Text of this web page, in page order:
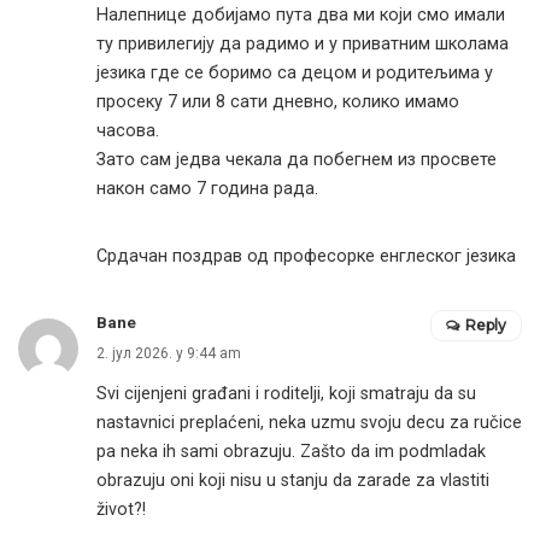
Налепнице добијамо пута два ми који смо имали
ту привилегију да радимо и у приватним школама
језика где се боримо са децом и родитељима у
просеку 7 или 8 сати дневно, колико имамо
часова.
Зато сам једва чекала да побегнем из просвете
након само 7 година рада.
Срдачан поздрав од професорке енглеског језика
Bane
2. јул 2026. у 9:44 am
Svi cijenjeni građani i roditelji, koji smatraju da su
nastavnici preplaćeni, neka uzmu svoju decu za ručice
pa neka ih sami obrazuju. Zašto da im podmladak
obrazuju oni koji nisu u stanju da zarade za vlastiti
život?!
Reply